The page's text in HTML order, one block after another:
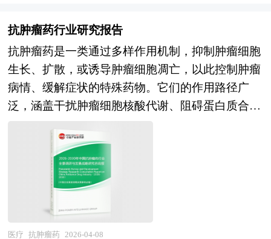
在内的产业集群效应得以有效发挥，除了企业在地
理上的集中外，还必须具备一些条件，例如，形成
产业配套，产业之间有着密切的物质和技术联系；
企业间信息交流渠道畅通，交流手段和途径众多，
企业间形成良好的信任和合作关系；形成有利于技
厚；形成被广泛认可的价值观和理念，从而构建区
域文化。而产业园区恰恰有利于这些条件的形成，
如政府对与园区进行整体规划和科学管理，在企业
引进上就考虑到产业的配套和企业的联系等。目
前，大多产业园区是指由政府或企业为实现产业发
展目标而创立的特殊区位环境。 产业园区的一般
告由中研普华咨询公司领衔撰写，在大量周密的市
场调研基础上，主要依据了国家统计局、国家商务
部、国家发改委、国家经济信息中心、国务院发展
研究中心、国家海关总署、全国商业信息中心、中
国经济景气监测中心、中国行业研究网、全国及海
等公布和提供的大量资料。报告对我国兽药行业的
供需状况、发展现状、子行业发展变化等进行了分
析，重点分析了国内外兽药行业的发展现状、如何
面对行业的发展挑战、行业的发展建议、行业竞争
力，以及行业的投资分析和趋势预测等等。报告还
综合了兽药行业的整体发展动态，对行业在产品方
国在基因编辑工具开发、工业微生物改造、发酵工
程等方面已形成显著优势，深圳、上海、天津等地
合成生物学重大科技基础设施建成运行，一批由顶
尖科学家创立的企业获得资本青睐，多个生物制造
产品实现万吨级产业化，部分领域已达到国际领先
济"战略与"制造强国建设"的双重驱动下，进入规
模化应用与生态繁荣的新阶段。从市场前景看，全
球化学品市场生物制造渗透率提升空间巨大，生物
医药领域细胞与基因治疗、RNA药物等需求拉动上
游工具与原料市场，农业食品领域替代蛋白、生物
农药等新品类打开增量空间，生物能源与生物材料
向更高精度、更低成本、更快速度方向发展。 未
段，到2035年基本实现社会主义现代化；第二个阶
段，到本世纪中叶把我国建成富强民主文明和谐美
丽的社会主义现代化强国。科学编制“十五五”规
划，对持续推进经济社会高质量发展、有效应对国
内外复杂多变形势、满足人民群众日益增长的美好
生活需要意义重大，是党和国家治国理政、引领发
展方向的重要举措。 五年规划是国家对经济社会
发展的顶层设计，也是一种纲领性文件。目前中国
也是世界上编制五年规划（计划）最多的国家。中
研普华产业研究院在对未来“十五五”时期社会经济
抗肿瘤药行业研究报告
抗肿瘤药是一类通过多样作用机制，抑制肿瘤细胞
生长、扩散，或诱导肿瘤细胞凋亡，以此控制肿瘤
病情、缓解症状的特殊药物。它们的作用路径广
泛，涵盖干扰肿瘤细胞核酸代谢、阻碍蛋白质合
等，在肿瘤治疗体系中占据核心地位，从早期的姑
息治疗到如今的精准施治，始终肩负着延长患者生
存期、提升生活质量的重任。 在当代肿瘤治疗领
域，抗肿瘤药的发展正呈现出诸多引人瞩目的热点
趋势。精准治疗理念的深度渗透，推动抗肿瘤药研
发朝着靶点更精准的方向迈进。科研人员愈发聚焦
医疗 抗肿瘤药 2026-04-08